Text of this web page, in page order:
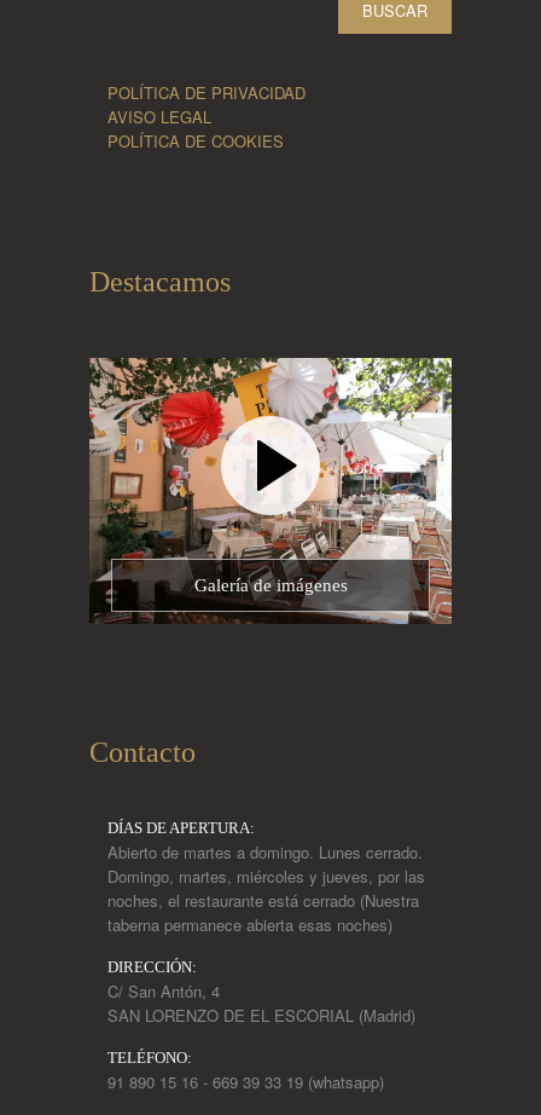
POLÍTICA DE PRIVACIDAD
AVISO LEGAL
POLÍTICA DE COOKIES
Destacamos
Galería de imágenes
Contacto
DÍAS DE APERTURA:
Abierto de martes a domingo. Lunes cerrado.
Domingo, martes, miércoles y jueves, por las
noches, el restaurante está cerrado (Nuestra
taberna permanece abierta esas noches)
DIRECCIÓN:
C/ San Antón, 4
SAN LORENZO DE EL ESCORIAL (Madrid)
TELÉFONO:
91 890 15 16 - 669 39 33 19 (whatsapp)